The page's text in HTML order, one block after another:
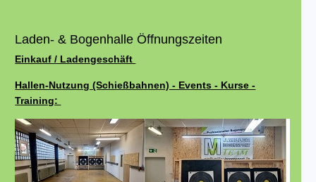
Laden- & Bogenhalle Öffnungszeiten
Einkauf / Ladengeschäft
Hallen-Nutzung (Schießbahnen) - Events - Kurse -
Training: